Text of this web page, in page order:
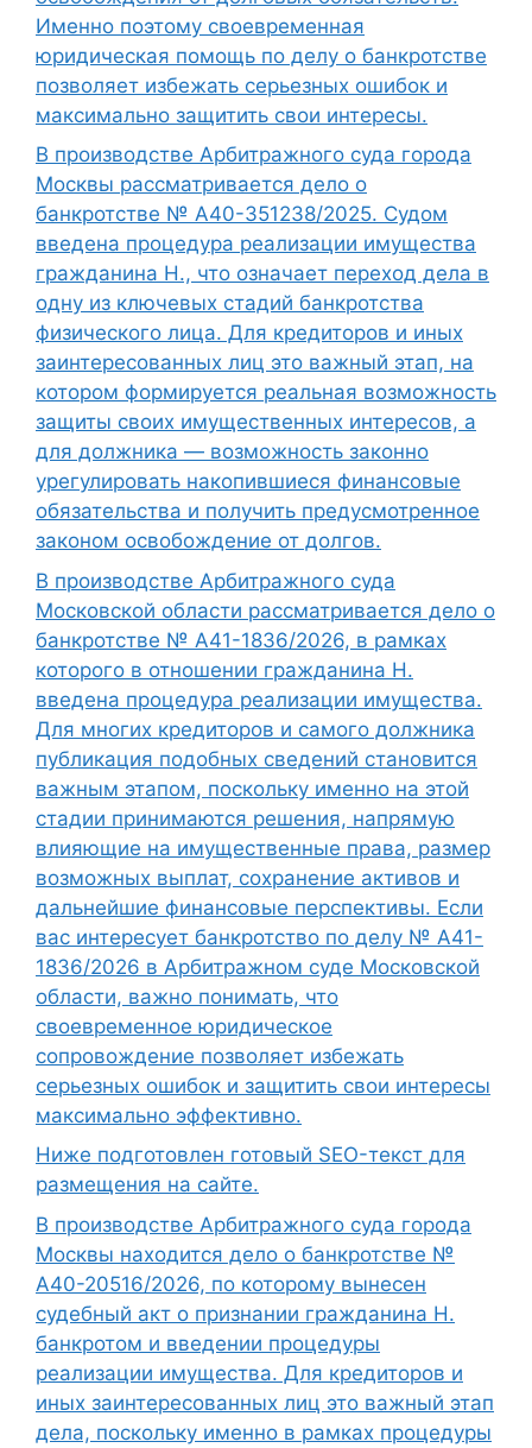
Именно поэтому своевременная
юридическая помощь по делу о банкротстве
позволяет избежать серьезных ошибок и
максимально защитить свои интересы.
В производстве Арбитражного суда города
Москвы рассматривается дело о
банкротстве № А40-351238/2025. Судом
введена процедура реализации имущества
гражданина Н., что означает переход дела в
одну из ключевых стадий банкротства
физического лица. Для кредиторов и иных
заинтересованных лиц это важный этап, на
котором формируется реальная возможность
защиты своих имущественных интересов, а
для должника — возможность законно
урегулировать накопившиеся финансовые
обязательства и получить предусмотренное
законом освобождение от долгов.
В производстве Арбитражного суда
Московской области рассматривается дело о
банкротстве № А41-1836/2026, в рамках
которого в отношении гражданина Н.
введена процедура реализации имущества.
Для многих кредиторов и самого должника
публикация подобных сведений становится
важным этапом, поскольку именно на этой
стадии принимаются решения, напрямую
влияющие на имущественные права, размер
возможных выплат, сохранение активов и
дальнейшие финансовые перспективы. Если
вас интересует банкротство по делу № А41-
1836/2026 в Арбитражном суде Московской
области, важно понимать, что
своевременное юридическое
сопровождение позволяет избежать
серьезных ошибок и защитить свои интересы
максимально эффективно.
Ниже подготовлен готовый SEO-текст для
размещения на сайте.
В производстве Арбитражного суда города
Москвы находится дело о банкротстве №
А40-20516/2026, по которому вынесен
судебный акт о признании гражданина Н.
банкротом и введении процедуры
реализации имущества. Для кредиторов и
иных заинтересованных лиц это важный этап
дела, поскольку именно в рамках процедуры